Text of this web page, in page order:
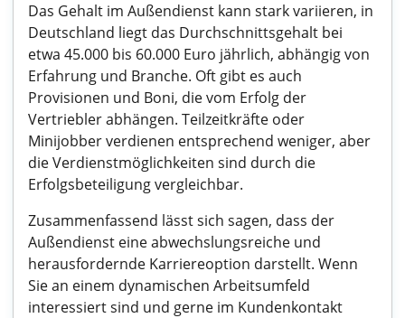
Das Gehalt im Außendienst kann stark variieren, in
Deutschland liegt das Durchschnittsgehalt bei
etwa 45.000 bis 60.000 Euro jährlich, abhängig von
Erfahrung und Branche. Oft gibt es auch
Provisionen und Boni, die vom Erfolg der
Vertriebler abhängen. Teilzeitkräfte oder
Minijobber verdienen entsprechend weniger, aber
die Verdienstmöglichkeiten sind durch die
Erfolgsbeteiligung vergleichbar.
Zusammenfassend lässt sich sagen, dass der
Außendienst eine abwechslungsreiche und
herausfordernde Karriereoption darstellt. Wenn
Sie an einem dynamischen Arbeitsumfeld
interessiert sind und gerne im Kundenkontakt